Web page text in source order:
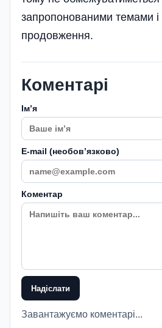
запропонованими темами
продовження.
Коментарі
Імʼя
E-mail (необовʼязково)
Коментар
Надіслати
Завантажуємо коментарі...